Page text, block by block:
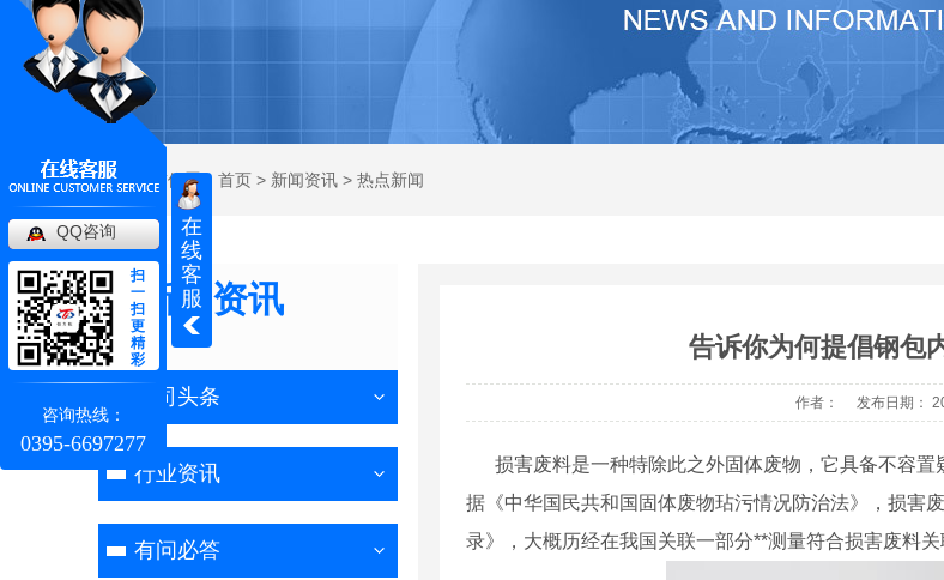
当前位置： 首页 > 新闻资讯 > 热点新闻
新闻资讯
NEWS
公司头条
行业资讯
有问必答
告诉你为何提倡钢包
作者： 发布日期：
损害废料是一种特除此之外固体废物，它具备不容置
据《中华国民共和国固体废物玷污情况防治法》，损害
录》，大概历经在我国关联一部分**测量符合损害废料关
在
线
客
服
QQ咨询
扫
一
扫
更
精
彩
咨询热线：
0395-6697277